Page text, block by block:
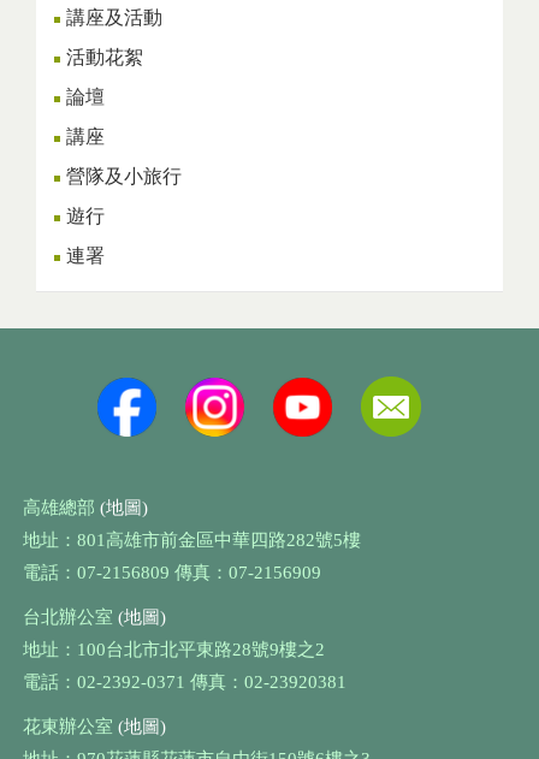
講座及活動
活動花絮
論壇
講座
營隊及小旅行
遊行
連署
高雄總部 (地圖)
地址：801高雄市前金區中華四路282號5樓
電話：07-2156809 傳真：07-2156909
台北辦公室 (地圖)
地址：100台北市北平東路28號9樓之2
電話：02-2392-0371 傳真：02-23920381
花東辦公室 (地圖)